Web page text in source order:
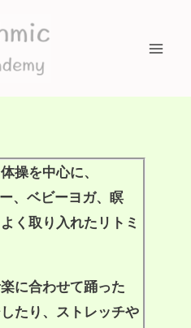
操を中心に、
、ベビーヨガ、瞑
く取り入れたリトミ
に合わせて踊った
たり、ストレッチや